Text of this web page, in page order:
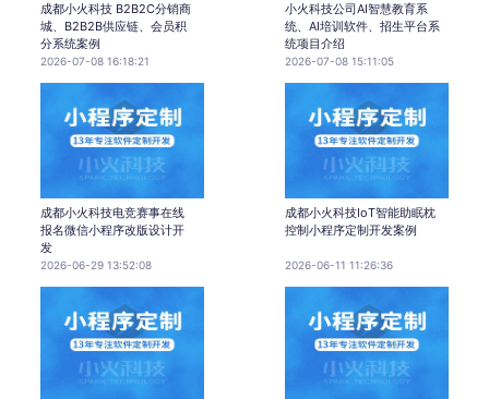
成都小火科技 B2B2C分销商
城、B2B2B供应链、会员积
分系统案例
2026-07-08 16:18:21
小火科技公司AI智慧教育系
统、AI培训软件、招生平台系
统项目介绍
2026-07-08 15:11:05
成都小火科技电竞赛事在线
报名微信小程序改版设计开
发
2026-06-29 13:52:08
成都小火科技IoT智能助眠枕
控制小程序定制开发案例
2026-06-11 11:26:36